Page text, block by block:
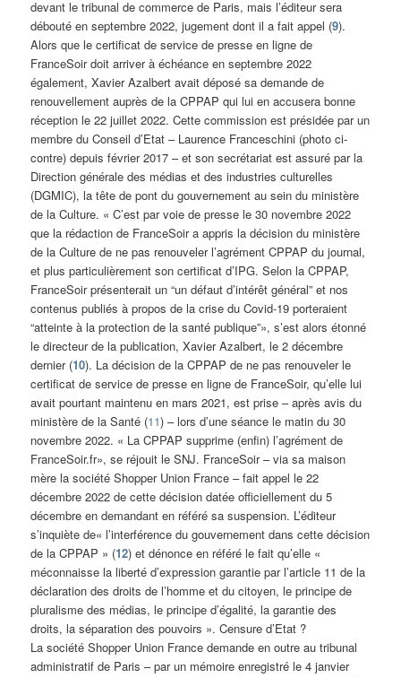
devant le tribunal de commerce de Paris, mais l’éditeur sera
débouté en septembre 2022, jugement dont il a fait appel (9).
Alors que le certificat de service de presse en ligne de
FranceSoir doit arriver à échéance en septembre 2022
également, Xavier Azalbert avait déposé sa demande de
renouvellement auprès de la CPPAP qui lui en accusera bonne
réception le 22 juillet 2022. Cette commission est présidée par un
membre du Conseil d’Etat – Laurence Franceschini (photo ci-
contre) depuis février 2017 – et son secrétariat est assuré par la
Direction générale des médias et des industries culturelles
(DGMIC), la tête de pont du gouvernement au sein du ministère
de la Culture. « C’est par voie de presse le 30 novembre 2022
que la rédaction de FranceSoir a appris la décision du ministère
de la Culture de ne pas renouveler l’agrément CPPAP du journal,
et plus particulièrement son certificat d’IPG. Selon la CPPAP,
FranceSoir présenterait un “un défaut d’intérêt général” et nos
contenus publiés à propos de la crise du Covid-19 porteraient
“atteinte à la protection de la santé publique”», s’est alors étonné
le directeur de la publication, Xavier Azalbert, le 2 décembre
dernier (10). La décision de la CPPAP de ne pas renouveler le
certificat de service de presse en ligne de FranceSoir, qu’elle lui
avait pourtant maintenu en mars 2021, est prise – après avis du
ministère de la Santé (11) – lors d’une séance le matin du 30
novembre 2022. « La CPPAP supprime (enfin) l’agrément de
FranceSoir.fr», se réjouit le SNJ. FranceSoir – via sa maison
mère la société Shopper Union France – fait appel le 22
décembre 2022 de cette décision datée officiellement du 5
décembre en demandant en référé sa suspension. L’éditeur
s’inquiète de« l’interférence du gouvernement dans cette décision
de la CPPAP » (12) et dénonce en référé le fait qu’elle «
méconnaisse la liberté d’expression garantie par l’article 11 de la
déclaration des droits de l’homme et du citoyen, le principe de
pluralisme des médias, le principe d’égalité, la garantie des
droits, la séparation des pouvoirs ». Censure d’Etat ?
La société Shopper Union France demande en outre au tribunal
administratif de Paris – par un mémoire enregistré le 4 janvier